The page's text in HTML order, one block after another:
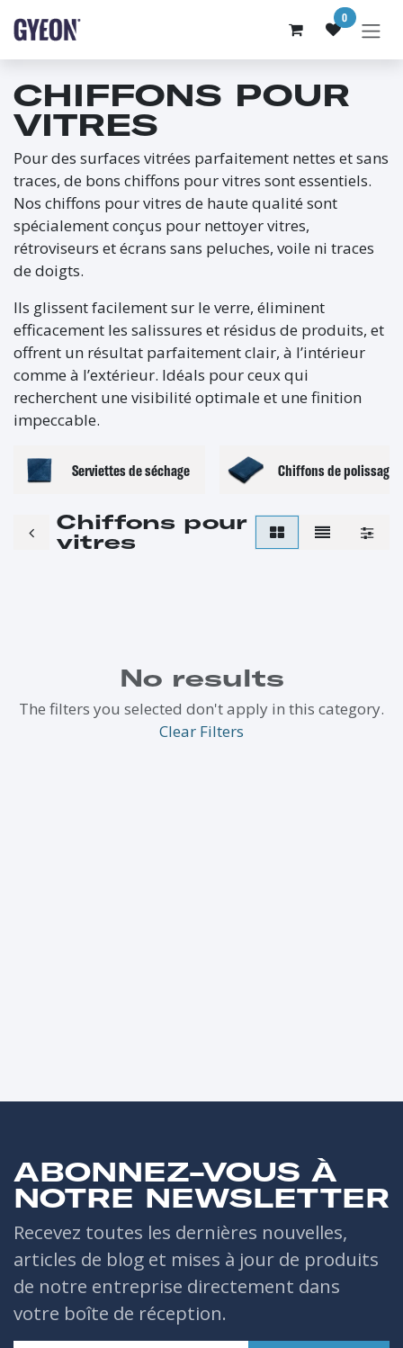
0
CHIFFONS POUR
VITRES
Pour des surfaces vitrées parfaitement nettes et sans
traces, de bons chiffons pour vitres sont essentiels.
Nos chiffons pour vitres de haute qualité sont
spécialement conçus pour nettoyer vitres,
rétroviseurs et écrans sans peluches, voile ni traces
de doigts.
Ils glissent facilement sur le verre, éliminent
efficacement les salissures et résidus de produits, et
offrent un résultat parfaitement clair, à l’intérieur
comme à l’extérieur. Idéals pour ceux qui
recherchent une visibilité optimale et une finition
impeccable.
Serviettes de séchage Chiffons de polissage
Chiffons pour
vitres
No results
The filters you selected don't apply in this category.
Clear Filters
ABONNEZ-VOUS À
NOTRE NEWSLETTER
Recevez toutes les dernières nouvelles,
articles de blog et mises à jour de produits
de notre entreprise directement dans
votre boîte de réception.